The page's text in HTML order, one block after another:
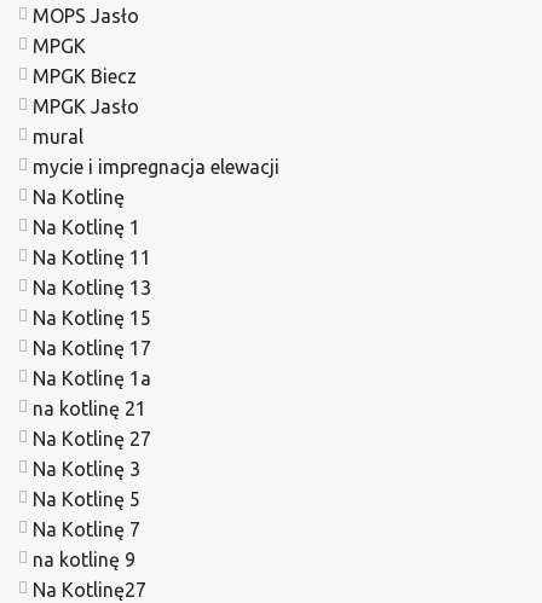
MOPS Jasło
MPGK
MPGK Biecz
MPGK Jasło
mural
mycie i impregnacja elewacji
Na Kotlinę
Na Kotlinę 1
Na Kotlinę 11
Na Kotlinę 13
Na Kotlinę 15
Na Kotlinę 17
Na Kotlinę 1a
na kotlinę 21
Na Kotlinę 27
Na Kotlinę 3
Na Kotlinę 5
Na Kotlinę 7
na kotlinę 9
Na Kotlinę27